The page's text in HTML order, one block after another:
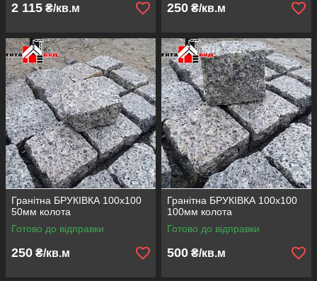
2 115 ₴/кв.м 250 ₴/кв.м
Гранітна БРУКІВКА 100х100
50мм колота
Готово до відправки
250 ₴/кв.м
Гранітна БРУКІВКА 100х100
100мм колота
Готово до відправки
500 ₴/кв.м